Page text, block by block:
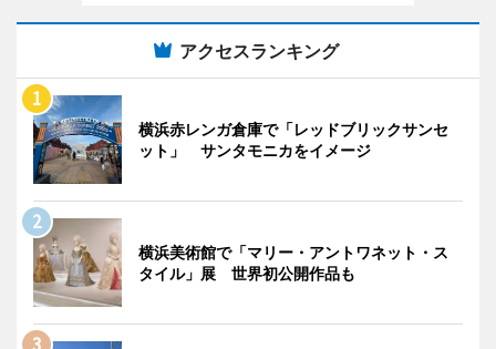
アクセスランキング
横浜赤レンガ倉庫で「レッドブリックサンセ
ット」 サンタモニカをイメージ
横浜美術館で「マリー・アントワネット・ス
タイル」展 世界初公開作品も